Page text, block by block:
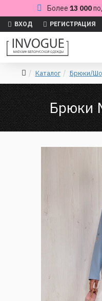
Более 13 000
ВХОД РЕГИСТРАЦИЯ
Каталог Брюки/
Брюки